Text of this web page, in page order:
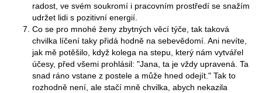
radost, ve svém soukromí i pracovním prostředí se snažím
udržet lidi s pozitivní energií.
Co se pro mnohé ženy zbytných věcí týče, tak taková
chvilka líčení taky přidá hodně na sebevědomí. Ani nevíte,
jak mě potěšilo, když kolega na stepu, který nám vytvářel
účesy, před všemi prohlásil: "Jana, ta je vždy upravená. Ta
snad ráno vstane z postele a může hned odejít." Tak to
rozhodně není, ale stačí mně chvilka, abych nekazila